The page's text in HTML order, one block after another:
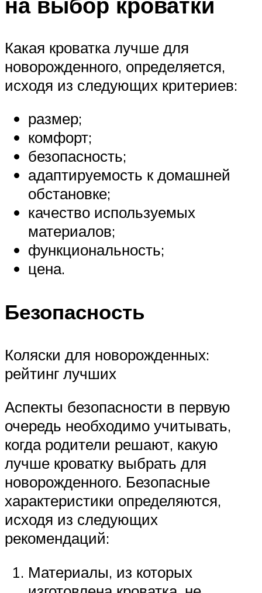
Какая кроватка лучше для
новорожденного, определяется,
исходя из следующих критериев:
размер;
комфорт;
безопасность;
адаптируемость к домашней
обстановке;
качество используемых
материалов;
функциональность;
цена.
Безопасность
Коляски для новорожденных:
рейтинг лучших
Аспекты безопасности в первую
очередь необходимо учитывать,
когда родители решают, какую
лучше кроватку выбрать для
новорожденного. Безопасные
характеристики определяются,
исходя из следующих
рекомендаций:
Материалы, из которых